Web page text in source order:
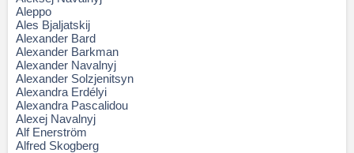
Aleppo
Ales Bjaljatskij
Alexander Bard
Alexander Barkman
Alexander Navalnyj
Alexander Solzjenitsyn
Alexandra Erdélyi
Alexandra Pascalidou
Alexej Navalnyj
Alf Enerström
Alfred Skogberg